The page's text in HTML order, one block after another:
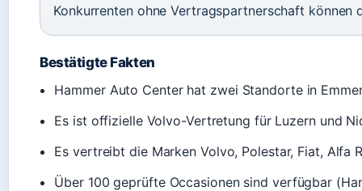
Konkurrenten ohne Vertragspartnerschaft können
Bestätigte Fakten
Hammer Auto Center hat zwei Standorte in
Es ist offizielle Volvo-Vertretung für Luzern und
Es vertreibt die Marken Volvo, Polestar, Fiat, Alfa
Über 100 geprüfte Occasionen sind verfügbar